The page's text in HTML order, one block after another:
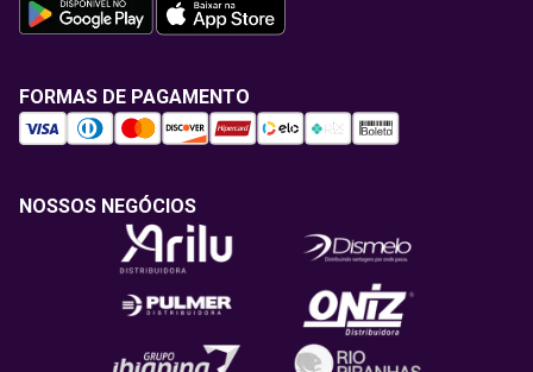
FORMAS DE PAGAMENTO
NOSSOS NEGÓCIOS